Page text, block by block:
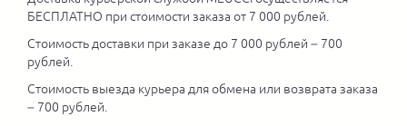
БЕСПЛАТНО при стоимости заказа от 7 000 рублей.
Стоимость доставки при заказе до 7 000 рублей – 700
рублей.
Стоимость выезда курьера для обмена или возврата заказа
– 700 рублей.